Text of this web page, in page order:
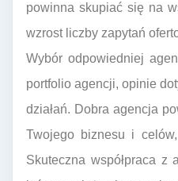
powinna skupiać się na
wzrost liczby zapytań
Wybór odpowiedniej
portfolio agencji, opinie
działań. Dobra agencja
Twojego biznesu i
Skuteczna współpraca